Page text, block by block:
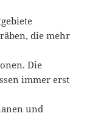
die mehr
Die
immer erst
und